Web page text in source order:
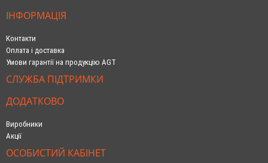
ІНФОРМАЦІЯ
Контакти
Оплата і доставка
Умови гарантії на продукцію AGT
СЛУЖБА ПІДТРИМКИ
ДОДАТКОВО
Виробники
Акції
ОСОБИСТИЙ КАБІНЕТ